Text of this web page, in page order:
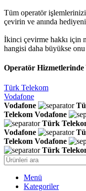
Tüm operatör
çevirin ve anında
İkinci çevirme hakkı için
hangisi daha büyükse onu
Operatör Hizmetlerinde
Türk Telekom
Vodafone
Vodafone
Telekom Vodafone
Türk
Vodafone
Telekom Vodafone
Türk
Menü
Kategoriler